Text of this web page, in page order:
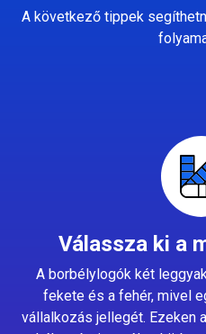
A következő tippek
Válassza ki a
A borbélylogók két
fekete és a fehér, mivel
vállalkozás jellegét. Ezeken